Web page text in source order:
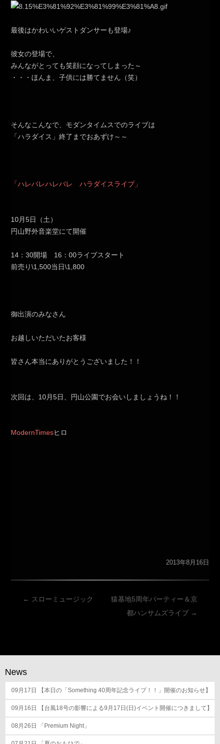
最後はかわいいゲストダンサーも登場♪
彼女の登場で、
みんながとっても笑顔になってしまった～
・・・ほんま、子供には勝てません（笑）
そんなこんなで、モダンタイムスでのライブは
「ハラダイス」終了までおあずけ～～
「ハレバレハレバレ ハラダイスライブ」
10月5日（土）
円山野外音楽堂にて開催
14：30開場 16：00ライブスタート
前売り\1,500当日\1,800
御出演のみなさん
お越しいただいたお客様
皆さん本当にありがとうございました！！
次回は、10月5日、円山公園でお会いしましょうね！！
ModernTimesヒロ
2013年8月16日
投
ゲ
ー
シ
ョ
ン
← スローミュージック
猿基地5周年パーティー＆京
都ハンサムズライブ →
News
09月17日 【本日の「Something 40周年記念ライブ！！」開催のお知らせ】
09月16日 【台風18号の影響による9月17日(日)イベント開催につきまして】
08月26日 「Premium Night」